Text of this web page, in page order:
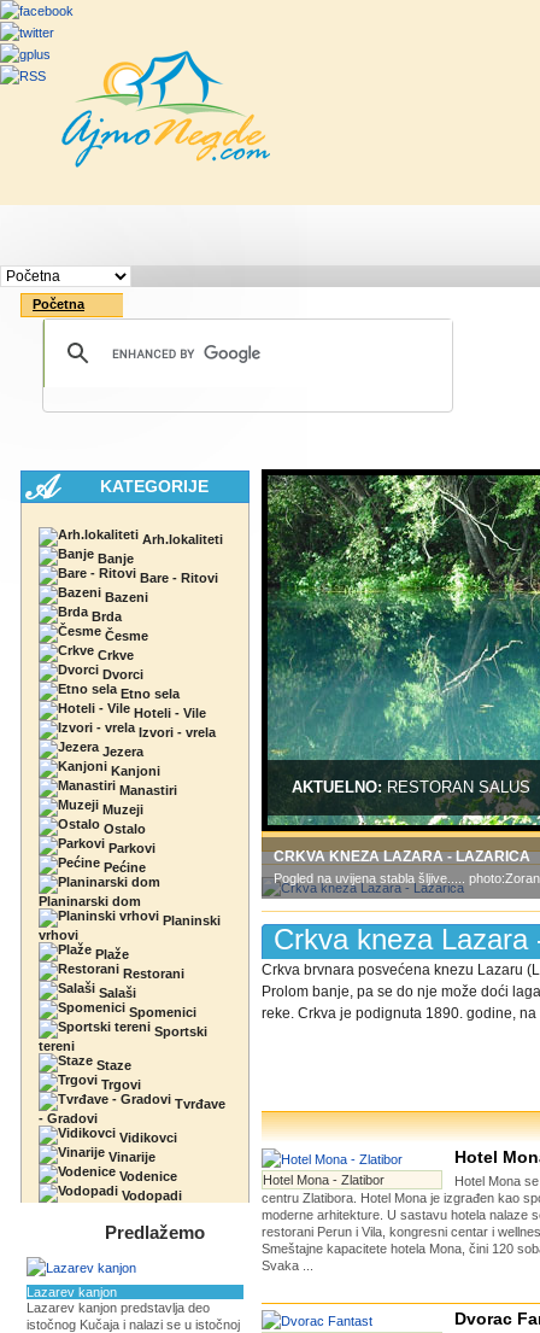
Početna
KATEGORIJE
Arh.lokaliteti
Banje
Bare - Ritovi
Bazeni
Brda
Česme
Crkve
Dvorci
Etno sela
Hoteli - Vile
Izvori - vrela
Jezera
Kanjoni
Manastiri
Muzeji
Ostalo
Parkovi
Pećine
Planinarski dom
Planinski
vrhovi
Plaže
Restorani
Salaši
Spomenici
Sportski
tereni
Staze
Trgovi
Tvrđave
- Gradovi
Vidikovci
Vinarije
Vodenice
Vodopadi
Predlažemo
Lazarev kanjon
Lazarev kanjon predstavlja deo
istočnog Kučaja i nalazi se u istočnoj
AKTUELNO:RESTORAN SALUS
CRKVA KNEZA LAZARA - LAZARICA
Pogled na uvijena stabla šljive.....
Crkva kneza Lazara
Crkva brvnara posvećena knezu Lazaru
Prolom banje, pa se do nje može doći
reke. Crkva je podignuta 1890. godine,
Hotel Mona - Zlatibor
Hotel
Hotel Mona
centru Zlatibora. Hotel Mona je izgrađen kao
moderne arhitekture. U sastavu hotela nalaze
restorani Perun i Vila, kongresni centar i
Smeštajne kapacitete hotela Mona, čini 120
Svaka ...
Dvorac